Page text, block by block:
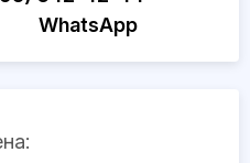
WhatsApp